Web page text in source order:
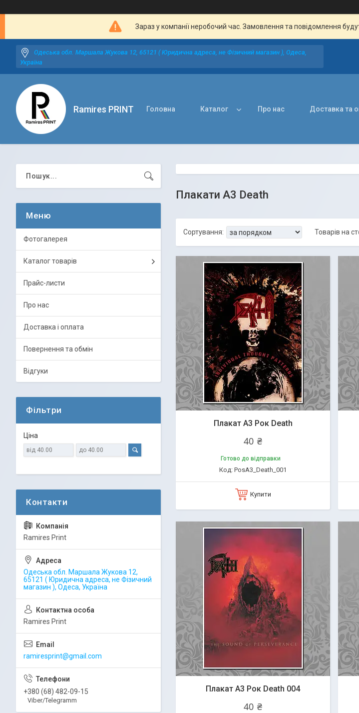
Зараз у компанії неробочий час. Замовлення та повідомлення
Одеська обл. Маршала Жукова 12, 65121 ( Юридична адреса, не Фізичний магазин ), Одеса,
Україна
Ramires PRINT Головна Каталог Про нас Доставка та
Плакати А3 Death
Плакат А3 Рок Death
40 ₴
Готово до відправки
PosA3_Death_001
Купити
Плакат А3 Рок Death 004
40 ₴
Фотогалерея
Каталог товарів
Прайс-листи
Про нас
Доставка і оплата
Повернення та обмін
Відгуки
Фільтри
Ціна
Ramires Print
Одеська обл. Маршала Жукова 12,
65121 ( Юридична адреса, не Фізичний
магазин ), Одеса, Україна
Ramires Print
ramiresprint@gmail.com
+380 (68) 482-09-15
Viber/Telegramm